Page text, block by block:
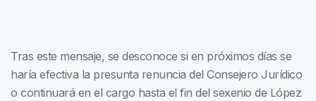
Tras este mensaje, se desconoce si en próximos días se
haría efectiva la presunta renuncia del Consejero Jurídico
o continuará en el cargo hasta el fin del sexenio de López